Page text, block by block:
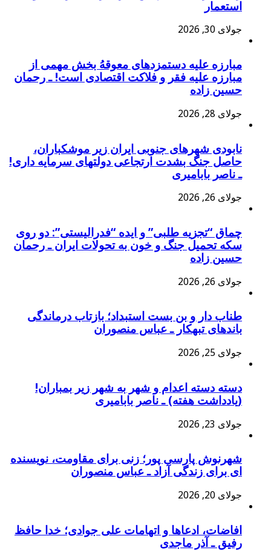
استعمار
جولای 30, 2026
مبارزه علیه دستمزدهای معوقهُ بخش مهمی از
مبارزه علیه فقر و فلاکت اقتصادی است! ـ رحمان
حسین زاده
جولای 28, 2026
نابودی شهرهای جنوبی ایران زیر موشکباران،
حاصل جنگ بشدت ارتجاعی دولتهای سرمایه داری!
ـ ناصر بابامیری
جولای 26, 2026
چماق “تجزیه طلبی” و ایده “فدرالیستی”: دو روی
سکه تحمیل جنگ و خون به تحولات ایران ـ رحمان
حسین زاده
جولای 26, 2026
طناب دار و بن بست استبداد؛ بازتاب درماندگی
باندهای تبهکار ـ عباس منصوران
جولای 25, 2026
دسته دسته اعدام و شهر به شهر زیر بمباران!
(یادداشت هفته) ـ ناصر بابامیری
جولای 23, 2026
شهرنوش پارسی پور؛ زنی برای مقاومت، نویسنده
ای برای زندگی آزاد ـ عباس منصوران
جولای 20, 2026
افاضات، ادعاها و اتهامات علی جوادی؛ خدا حافظ
رفیق ـ آذر ماجدی